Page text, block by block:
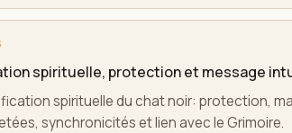
spirituelle, protection et message
spirituelle du chat noir: protection,
synchronicités et lien avec le Grimoire.